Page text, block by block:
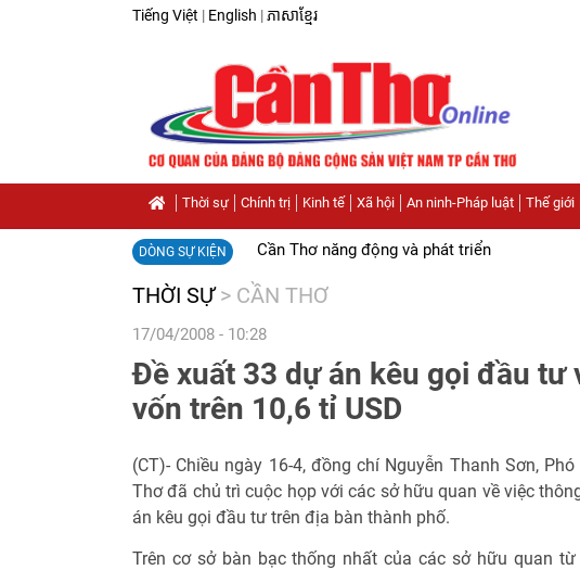
Tiếng Việt | English | ភាសាខ្មែរ
Thời sự Chính trị Kinh tế Xã hội An ninh-Pháp luật Thế giới
DÒNG SỰ KIỆN Cần Thơ năng động và phát triển
THỜI SỰ > CẦN THƠ
17/04/2008 - 10:28
Đề xuất 33 dự án kêu gọi đầu tư
vốn trên 10,6 tỉ USD
(CT)- Chiều ngày 16-4, đồng chí Nguyễn Thanh Sơn,
Thơ đã chủ trì cuộc họp với các sở hữu quan về việc
án kêu gọi đầu tư trên địa bàn thành phố.
Trên cơ sở bàn bạc thống nhất của các sở hữu quan